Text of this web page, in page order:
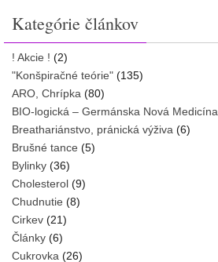
Kategórie článkov
! Akcie ! (2)
"Konšpiračné teórie" (135)
ARO, Chrípka (80)
BIO-logická – Germánska Nová Medicína
Breathariánstvo, pránická výživa (6)
Brušné tance (5)
Bylinky (36)
Cholesterol (9)
Chudnutie (8)
Cirkev (21)
Články (6)
Cukrovka (26)